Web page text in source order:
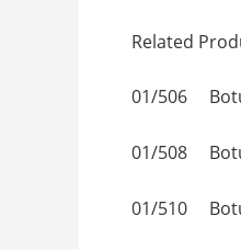
Related
01/506
01/508
01/510